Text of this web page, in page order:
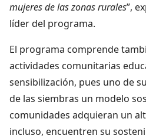
mujeres de las zonas rurales”,
líder del programa.
El programa comprende
actividades comunitarias
sensibilización, pues uno de
de las siembras un modelo
comunidades adquieran un
incluso, encuentren su